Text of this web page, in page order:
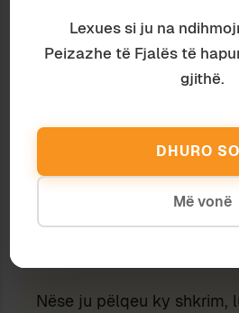
Discover more from
Subscribe to get the latest
Ndaj
Nëse ju pëlqeu ky shkrim,
Lexues si ju na
Peizazhe të Fjalës të
gjithë.
DHURO
Më vonë